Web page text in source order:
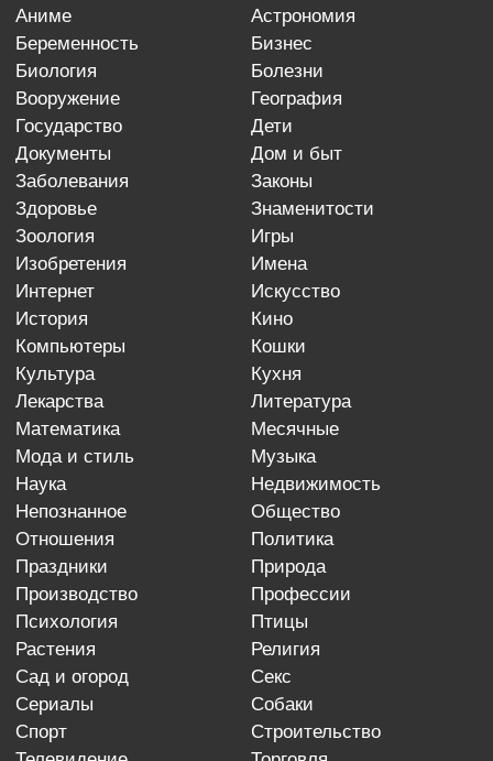
аниме
астрономия
беременность
бизнес
биология
болезни
вооружение
география
государство
дети
документы
дом и быт
заболевания
законы
здоровье
знаменитости
зоология
игры
изобретения
имена
интернет
искусство
история
кино
компьютеры
кошки
культура
кухня
лекарства
литература
математика
месячные
мода и стиль
музыка
наука
недвижимость
непознанное
общество
отношения
политика
праздники
природа
производство
профессии
психология
птицы
растения
религия
сад и огород
секс
сериалы
собаки
спорт
строительство